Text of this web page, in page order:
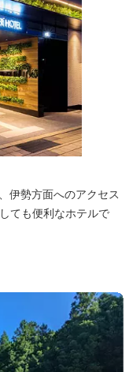
伊勢方面へのアクセス
ても便利なホテルで